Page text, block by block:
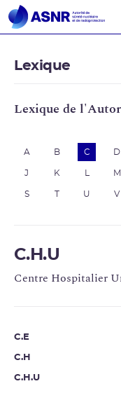
Lexique
Lexique de
A B C D
J K M
S U V
C.H.U
Centre Hospitalier
C.E
C.H
C.H.U